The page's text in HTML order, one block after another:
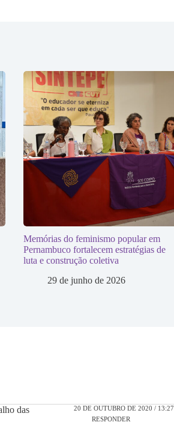
Memórias do feminismo popular em
Pernambuco fortalecem estratégias de
luta e construção coletiva
29 de junho de 2026
das
20 DE OUTUBRO DE 2020 / 13:27
RESPONDER